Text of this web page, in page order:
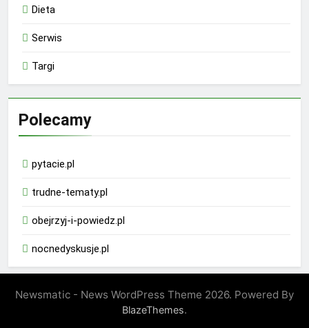
Dieta
Serwis
Targi
Polecamy
pytacie.pl
trudne-tematy.pl
obejrzyj-i-powiedz.pl
nocnedyskusje.pl
Newsmatic - News WordPress Theme 2026. Powered By
BlazeThemes.